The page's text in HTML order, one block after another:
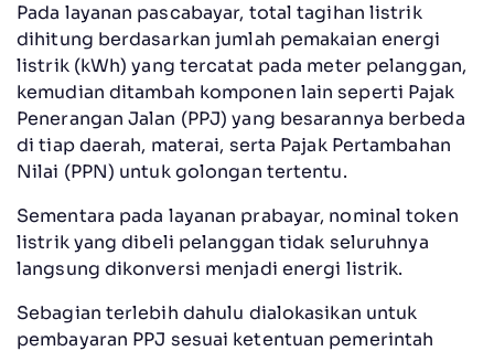
Pada layanan pascabayar, total tagihan listrik
dihitung berdasarkan jumlah pemakaian energi
listrik (kWh) yang tercatat pada meter pelanggan,
kemudian ditambah komponen lain seperti Pajak
Penerangan Jalan (PPJ) yang besarannya berbeda
di tiap daerah, materai, serta Pajak Pertambahan
Nilai (PPN) untuk golongan tertentu.
Sementara pada layanan prabayar, nominal token
listrik yang dibeli pelanggan tidak seluruhnya
langsung dikonversi menjadi energi listrik.
Sebagian terlebih dahulu dialokasikan untuk
pembayaran PPJ sesuai ketentuan pemerintah